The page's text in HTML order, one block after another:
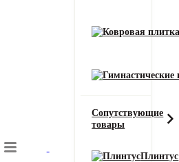
Сопутствующие
товары
Плинтус
Главная